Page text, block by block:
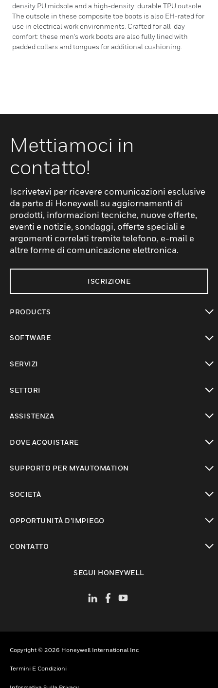
density PU midsole and a high-density: durable TPU outsole.
The outsole in these composite toe boots is also EH-rated for
use in electrical work environments. Crafted for all-day
comfort: these men's work boots are also fully lined with
padded collars and tongues for additional cushioning.
Mettiamoci in
contatto!
Iscrivetevi per ricevere comunicazioni esclusive
da parte di Honeywell su aggiornamenti di
prodotti, informazioni tecniche, nuove offerte,
eventi e notizie, sondaggi, offerte speciali e
argomenti correlati tramite telefono, e-mail e
altre forme di comunicazione elettronica.
ISCRIZIONE
PRODUCTS
SOFTWARE
SERVIZI
SETTORI
ASSISTENZA
DOVE ACQUISTARE
SUPPORTO PER MYAUTOMATION
SOCIETÀ
OPPORTUNITÀ D’IMPIEGO
CONTATTO
SEGUI HONEYWELL
Copyright © 2026 Honeywell International Inc
Termini E Condizioni